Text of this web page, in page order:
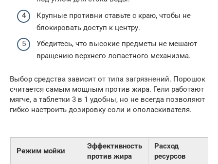
Крупные противни ставьте с краю, чтобы не
блокировать доступ к центру.
Убедитесь, что высокие предметы не мешают
вращению верхнего лопастного механизма.
Выбор средства зависит от типа загрязнений. Порошок
считается самым мощным против жира. Гели работают
мягче, а таблетки 3 в 1 удобны, но не всегда позволяют
гибко настроить дозировку соли и ополаскивателя.
Режим мойки
Эффективность
против жира
Расход
ресурсов